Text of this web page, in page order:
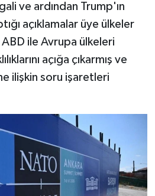
ve ardından Trump'ın
açıklamalar üye ülkeler
ile Avrupa ülkeleri
açığa çıkarmış ve
ilişkin soru işaretleri